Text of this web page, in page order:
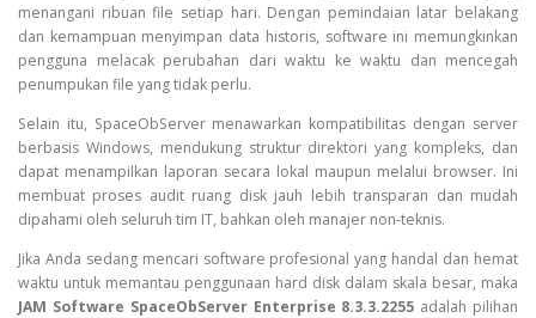
menangani ribuan file setiap hari. Dengan pemindaian latar belakang
dan kemampuan menyimpan data historis, software ini memungkinkan
pengguna melacak perubahan dari waktu ke waktu dan mencegah
penumpukan file yang tidak perlu.
Selain itu, SpaceObServer menawarkan kompatibilitas dengan server
berbasis Windows, mendukung struktur direktori yang kompleks, dan
dapat menampilkan laporan secara lokal maupun melalui browser. Ini
membuat proses audit ruang disk jauh lebih transparan dan mudah
dipahami oleh seluruh tim IT, bahkan oleh manajer non-teknis.
Jika Anda sedang mencari software profesional yang handal dan hemat
waktu untuk memantau penggunaan hard disk dalam skala besar, maka
JAM Software SpaceObServer Enterprise 8.3.3.2255 adalah pilihan